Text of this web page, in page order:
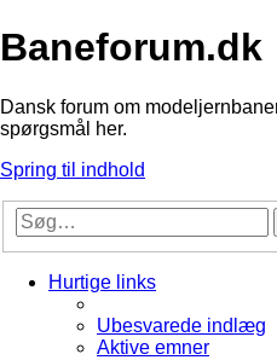
Baneforum.dk
Dansk forum om
spørgsmål her.
Spring til indhold
Hurtige links
Ubesvarede indlæg
Aktive emner